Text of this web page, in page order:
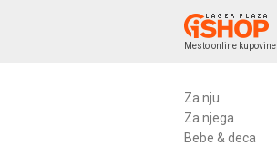
Mesto online kupovine
Za nju
Za njega
Bebe & deca